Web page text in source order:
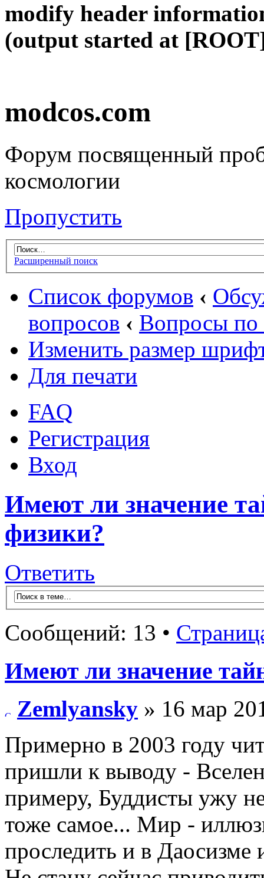
modify header
(output started at
modcos.com
Форум посвященный
космологии
Пропустить
Расширенный поиск
Список форумов ‹
вопросов ‹ Вопросы по
Изменить размер
Для печати
FAQ
Регистрация
Вход
Имеют ли значение
физики?
Ответить
Сообщений: 13 •
Имеют ли значение
Zemlyansky » 16 мар
Примерно в 2003 году
пришли к выводу -
примеру, Буддисты ужу
тоже самое... Мир -
проследить и в Даосизме